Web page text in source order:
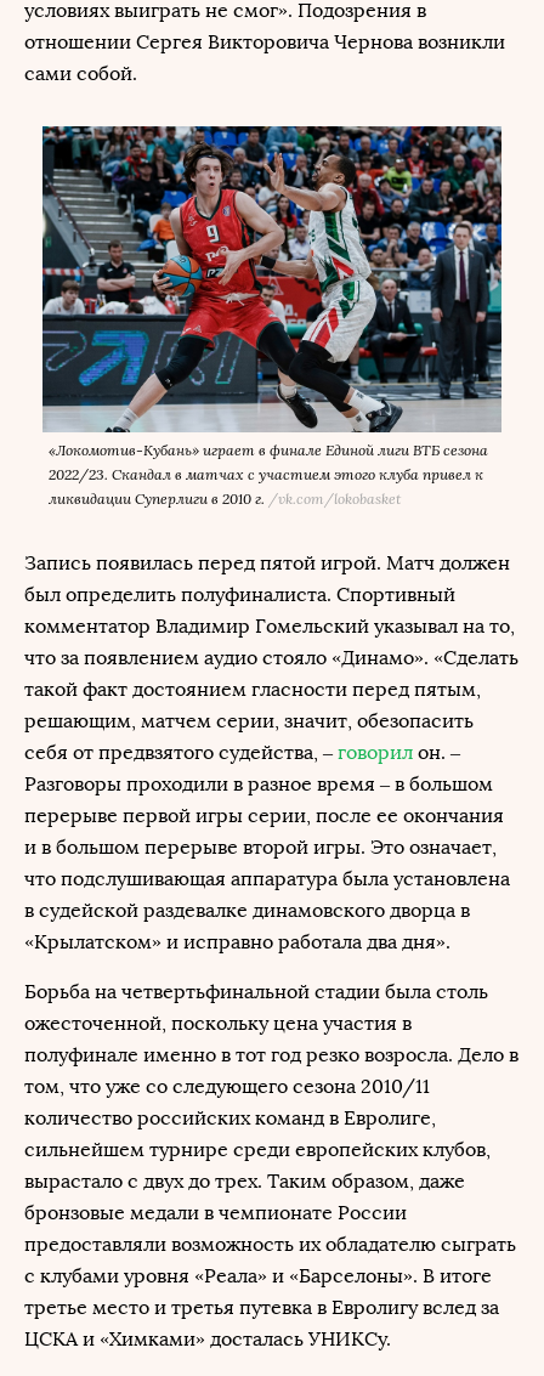
условиях выиграть не смог». Подозрения в
отношении Сергея Викторовича Чернова возникли
сами собой.
«Локомотив-Кубань» играет в финале Единой лиги ВТБ сезона
2022/23. Скандал в матчах с участием этого клуба привел к
ликвидации Суперлиги в 2010 г. /vk.com/lokobasket
Запись появилась перед пятой игрой. Матч должен
был определить полуфиналиста. Спортивный
комментатор Владимир Гомельский указывал на то,
что за появлением аудио стояло «Динамо». «Сделать
такой факт достоянием гласности перед пятым,
решающим, матчем серии, значит, обезопасить
себя от предвзятого судейства, – говорил он. –
Разговоры проходили в разное время – в большом
перерыве первой игры серии, после ее окончания
и в большом перерыве второй игры. Это означает,
что подслушивающая аппаратура была установлена
в судейской раздевалке динамовского дворца в
«Крылатском» и исправно работала два дня».
Борьба на четвертьфинальной стадии была столь
ожесточенной, поскольку цена участия в
полуфинале именно в тот год резко возросла. Дело в
том, что уже со следующего сезона 2010/11
количество российских команд в Евролиге,
сильнейшем турнире среди европейских клубов,
вырастало с двух до трех. Таким образом, даже
бронзовые медали в чемпионате России
предоставляли возможность их обладателю сыграть
с клубами уровня «Реала» и «Барселоны». В итоге
третье место и третья путевка в Евролигу вслед за
ЦСКА и «Химками» досталась УНИКСу.